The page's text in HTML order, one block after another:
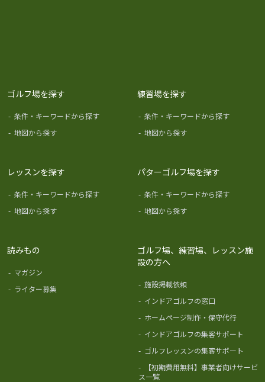
ゴルフ場を探す
- 条件・キーワードから探す
- 地図から探す
練習場を探す
- 条件・キーワードから探す
- 地図から探す
レッスンを探す
- 条件・キーワードから探す
- 地図から探す
パターゴルフ場を探す
- 条件・キーワードから探す
- 地図から探す
読みもの
- マガジン
- ライター募集
ゴルフ場、練習場、レッスン施
設の方へ
- 施設掲載依頼
- インドアゴルフの窓口
- ホームページ制作・保守代行
- インドアゴルフの集客サポート
- ゴルフレッスンの集客サポート
-
【初期費用無料】事業者向けサービ
ス一覧